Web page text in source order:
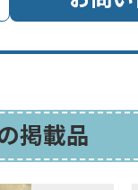
掲載品